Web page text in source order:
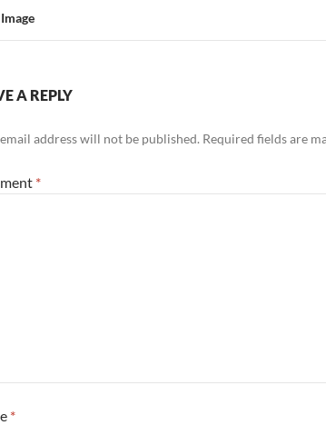
A REPLY
address will not be published. Required fields are
*
*